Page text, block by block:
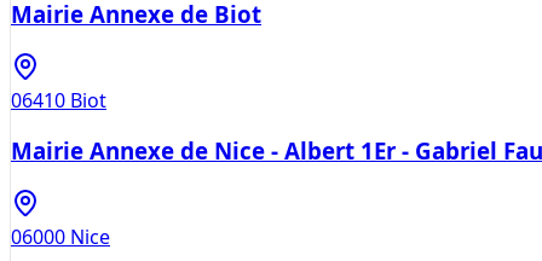
Mairie Annexe de Biot
06410 Biot
Mairie Annexe de Nice - Albert 1Er - Gabriel
06000 Nice